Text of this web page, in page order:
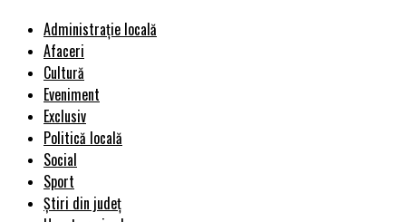
Administrație locală
Afaceri
Cultură
Eveniment
Exclusiv
Politică locală
Social
Sport
Știri din județ